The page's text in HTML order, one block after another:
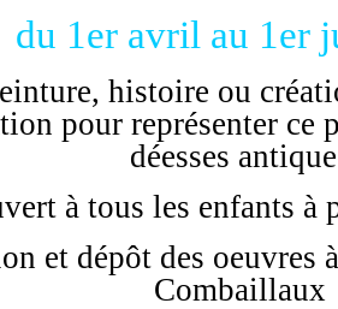
du 1er avril au 1er
histoire ou
pour représenter ce
déesses
à tous les enfants à
et dépôt des oeuvres
Combaillaux